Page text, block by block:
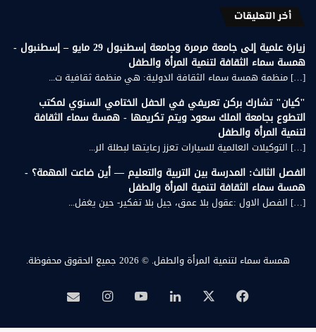
أخر التعليقات
زيارة علمية إلى جامعة مرمرة وجامعة إسطنبول 29 مايو – إسطنبول -
همسة سماء الثقافة لتنمية المرأة والطفل
[…] منظمة همسة سماء الثقافة الدولية: هي منظمة ثقافية ت...
"كيان" تشارك بركن تعريفي في الحفل الختامي السنوي لمكتب
التطوع بجامعة الملك سعود ويتم تكريمها - همسة سماء الثقافة
لتنمية المرأة والطفل
[…] التوكيلات العالمية للسيارات تعزز رعايتها لبطلة الر...
الفصل الثالث: المدرسة بين التربية والتعليم — أين ضاعت المهمة؟ -
همسة سماء الثقافة لتنمية المرأة والطفل
[…] الفصل الاول :عقول بلا عمق، جيل بلا تفكير- حين يغفل...
همسة سماء لتنمية المرأة والطفل. © 2026 جميع الحقوق محفوظة.
فيسبوك لينكدإن‫YouTubeانستقرامبريد